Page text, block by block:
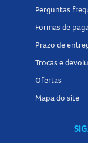
Perguntas
Formas de
Prazo de
Trocas e
Ofertas
Mapa do site